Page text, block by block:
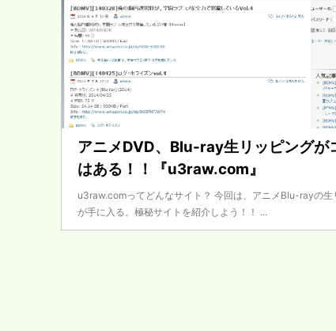
アニメDVD、Blu-ray生リッピングが
はある！！『u3raw.com』
u3raw.comってどんなサイト？ 今回は、アニメBlu-rayの生
が手に入る。極秘サイトを紹介しよう！！ ...